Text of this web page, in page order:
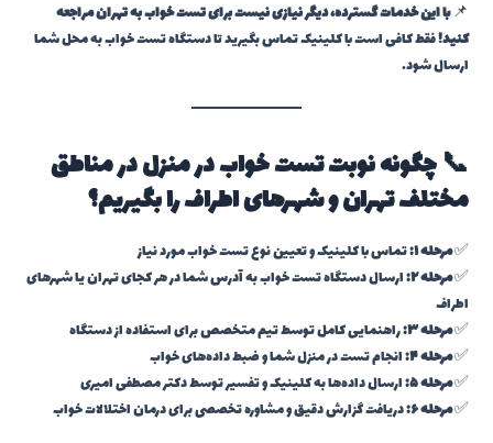
📌با این خدمات گسترده، دیگر نیازی نیست برای تست خواب به تهران مراجعه
کنید!فقط کافی است با کلینیک تماس بگیرید تا دستگاه تست خواب به محل شما
ارسال شود.
📞 چگونه نوبت تست خواب در منزل در مناطق
مختلف تهران و شهرهای اطراف را بگیریم؟
✅مرحله ۱: تماس با کلینیک و تعیین نوع تست خواب مورد نیاز
✅مرحله ۲: ارسال دستگاه تست خواب به آدرس شما در هر کجای تهران یا شهرهای
اطراف
✅مرحله ۳:
راهنمایی کامل توسط تیم متخصص برای استفاده از دستگاه
✅مرحله ۴:
انجام تست در منزل شما و ضبط داده‌های خواب
✅مرحله ۵:
ارسال داده‌ها به کلینیک و تفسیر توسط دکتر مصطفی امیری
✅مرحله ۶: دریافت گزارش دقیق و مشاوره تخصصی برای درمان اختلالات خواب